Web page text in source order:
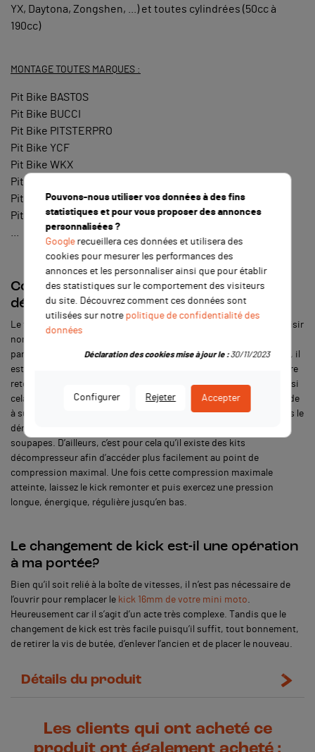
YX, Daytona, Zongshen, ...) et toutes cylindrées (50cc à
190cc)
MONTAGE TOUTES MARQUES :
Pit Bike BASTOS
Pit Bike BUCCI
Pit Bike PITSTERPRO
Pit Bike YCF
Pit Bike WKX
Pit Bike APOLLO
Pit Bike GUNSHOT
Pit Bike CRZ
Comment faire pour maîtriser le
démarrage au kick ?
Le fameux démarrage au kick, entre souffrance, frustration et plaisir
non dissimulé lorsque cela fonctionne. Le démarrage au kick fait
partie de l’identité d’unedirt bike, de son charme même si parfois, il
est vrai, on n’en voudrait plus surtout lorsqu’on subit le très célèbre
retour de kick à vous faire vous rouler par terre de douleur. Même si
cela peut paraître simple, il ne faut pas oublier qu’il y a une méthode
à suivre. En effet, il faut savoir que plus la cylindrée augmente plus le
démarrage au kick devient compliqué surtout sur à cause des
soupapes. D’ailleurs, c’est pour cela qu’il existe des kits
décompresseur afin d’accéder plus facilement au point de
compression maximal. Une fois cette compression maximale
atteinte, laissez le kick remonter et puis exercez une pression
longue, énergique, régulière jusqu’en bas.
Le changement de kick est-il une opération
à ma portée?
Bien qu’il soit relié à la boîte de vitesses, il n’est pas nécessaire de
l’ouvrir pour remplacer le kick 16mm de votre mini moto
Heureusement car il s’agit d’un acte très complexe. Tandis que le
changement de kick est très facile puisqu’il suffit, tout bonnement,
de retirer la vis de butée, d’enlever l’ancien et de placer le nouveau.
Détails du produit
Les clients qui ont acheté ce
Pouvons-nous utiliser vos données à des fins
statistiques et pour vous proposer des annonces
personnalisées ?
Googlerecueillera ces données et utilisera des
cookies pour mesurer les performances des
annonces et les personnaliser ainsi que pour établir
des statistiques sur le comportement des visiteurs
du site. Découvrez comment ces données sont
utilisées sur notre politique de confidentialité des
données
Configurer Rejeter Accepter
Déclaration des cookies mise à jour le :30/11/2023